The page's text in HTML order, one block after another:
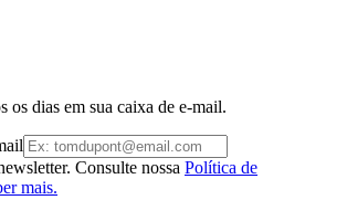
os dias em sua caixa de e-mail.
Consulte nossa Política de
mais.